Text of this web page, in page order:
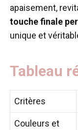
apaisement,
touche finale
unique et
Tableau
Critères
Couleurs et